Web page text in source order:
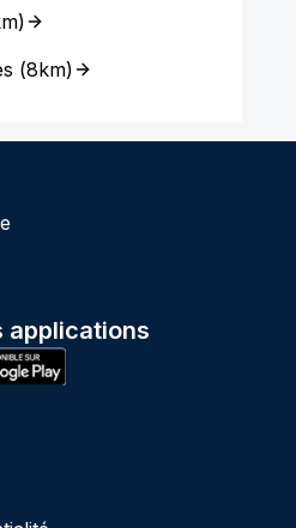
)
(8km)
applications